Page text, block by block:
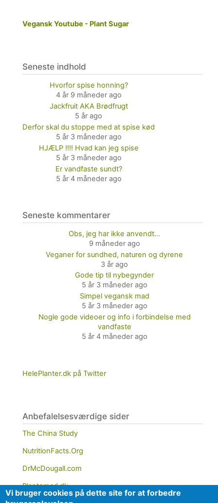
Vegansk Youtube - Plant Sugar
Seneste indhold
Hvorfor spise honning?
4 år 9 måneder ago
Jackfruit AKA Brødfrugt
5 år ago
Derfor skal du stoppe med at spise kød
5 år 3 måneder ago
HJÆLP !!!! Hvad kan jeg spise
5 år 3 måneder ago
Er vandfaste sundt?
5 år 4 måneder ago
Seneste kommentarer
Obs, jeg har ikke anvendt…
9 måneder ago
Veganer for sundhed, naturen og dyrene
3 år ago
Gode tip til nybegynder
5 år 3 måneder ago
Simpel vegansk mad
5 år 3 måneder ago
Nogle gode videoer og info i forbindelse med
vandfaste
5 år 4 måneder ago
HelePlanter.dk på Twitter
Anbefalelsesværdige sider
The China Study
NutritionFacts.Org
DrMcDougall.com
Plantemad.dk
Vi bruger cookies på dette site for at forbedre